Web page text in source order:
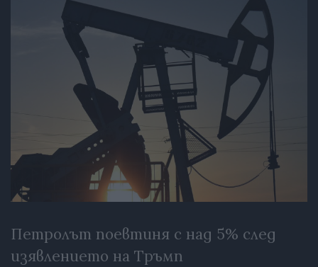
Петролът поевтиня с над 5% след
изявлението на Тръмп